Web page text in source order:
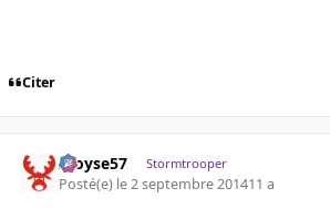
Citer
Aloyse57 Stormtrooper
Posté(e) le 2 septembre 201411 a